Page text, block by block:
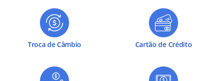
Troca de Câmbio Cartão de Crédito